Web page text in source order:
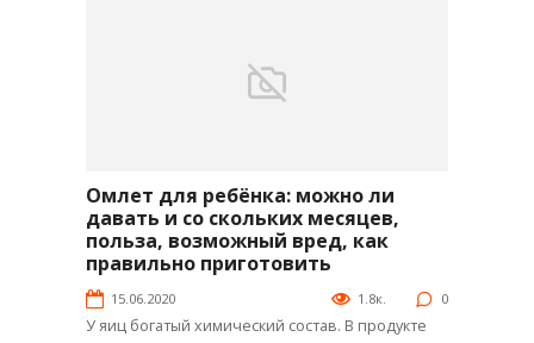
Интересное
Омлет для ребёнка: можно ли
давать и со скольких месяцев,
польза, возможный вред, как
правильно приготовить
15.06.2020 1.8к. 0
У яиц богатый химический состав. В продукте